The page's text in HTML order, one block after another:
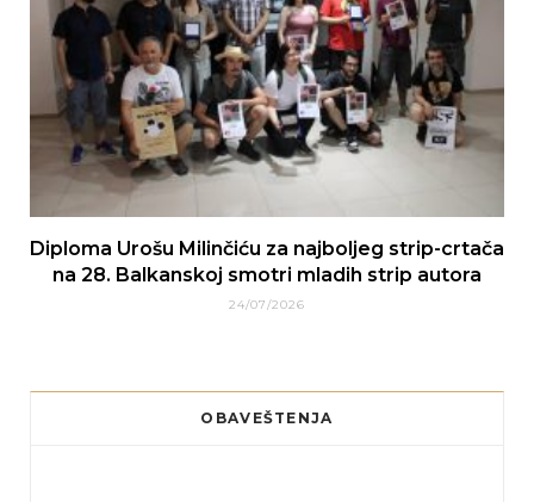
Diploma Urošu Milinčiću za najboljeg strip-crtača
na 28. Balkanskoj smotri mladih strip autora
24/07/2026
OBAVEŠTENJA